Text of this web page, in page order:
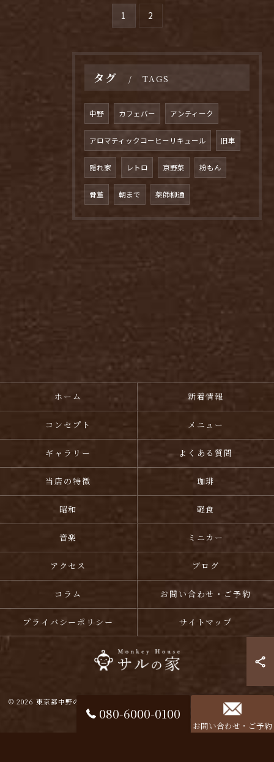
1 2
タグ TAGS
中野 カフェバー アンティーク
アロマティックコーヒーリキュール 旧車
隠れ家 レトロ 京野菜 粉もん
骨董 朝まで 薬師柳通
080-6000-0100
お問い合わせ・ご予約
ホーム 新着情報
コンセプト メニュー
ギャラリー よくある質問
当店の特徴 珈琲
昭和 軽食
音楽 ミニカー
アクセス ブログ
コラム お問い合わせ・ご予約
プライバシーポリシー サイトマップ
© 2026 東京都中野のカフェバーならサルの家 Monkey House ALL RIGHTS
RESERVED.